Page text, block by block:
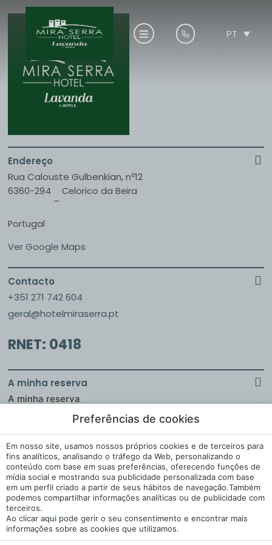
PT
Endereço
Rua Calouste Gulbenkian, nº12
6360-294
–
Celorico da Beira
Portugal
Ver Google Maps
Contacto
+351 271 742 604
geral@hotelmiraserra.pt
RNET: 0418
A minha reserva
A minha reserva
Aviso Legal
Política de Cookies
Cookies Settings
Livro de Reclamações
Desenvolvido por Mirai
Preferências de cookies
Em nosso site, usamos nossos próprios cookies e de terceiros para
fins analíticos, analisando o tráfego da Web, personalizando o
conteúdo com base em suas preferências, oferecendo funções de
mídia social e mostrando sua publicidade personalizada com base
em um perfil criado a partir de seus hábitos de navegação.Também
podemos compartilhar informações analíticas ou de publicidade com
terceiros.
Ao clicar aqui pode gerir o seu consentimento e encontrar mais
informações sobre as cookies que utilizamos.